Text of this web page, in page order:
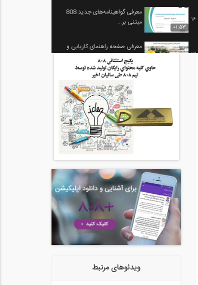
16
01:53
معرفی گواهینامه‌های جدید 808
مبتنی بر...
17
معرفی صفحه راهنمای کاریابی و
کارآموزی...
مصاحبه نحوه برگزاری آزمون های
کمپانی...
معرفی ابزار «دنبال کردن
(follow)» -...
«ایجاد ارتباط» در سایت 808 - چرا
و...
03:05
تا میتونی کانکت شو! تغییرات
بخش پروفایل...
02:33
معرفی تنظیمات مربوط به کاریابی
و...
ویدئوهای مرتبط